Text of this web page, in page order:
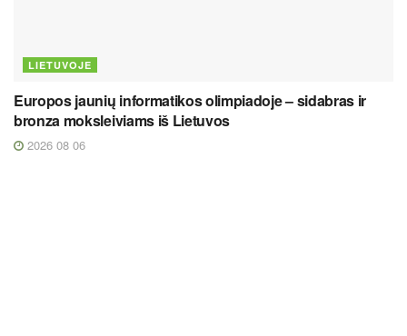
LIETUVOJE
Europos jaunių informatikos olimpiadoje – sidabras ir
bronza moksleiviams iš Lietuvos
2026 08 06